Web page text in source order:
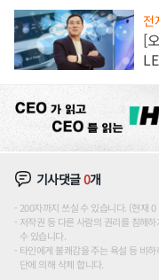
전
[
기사댓글0개
200자까지 쓰실 수 있습니다. (현재
저작권 등 다른 사람의 권리를 침해
수 있습니다.
타인에게 불쾌감을 주는 욕설 등 비
단에 의해 삭제 합니다.